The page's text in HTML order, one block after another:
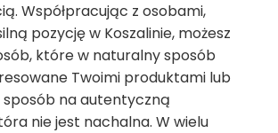
Współpracując z osobami,
pozycję w Koszalinie, możesz
które w naturalny sposób
Twoimi produktami lub
sposób na autentyczną
nie jest nachalna. W wielu